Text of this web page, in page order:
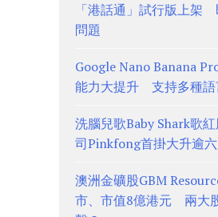
「港話通」試行版上架
問題
Google Nano Banana
能力大提升 支持多種語
洗腦兒歌Baby Shark歌
司Pinkfong首掛大升逾
澳洲金礦股GBM
市、市值8億港元 兩大